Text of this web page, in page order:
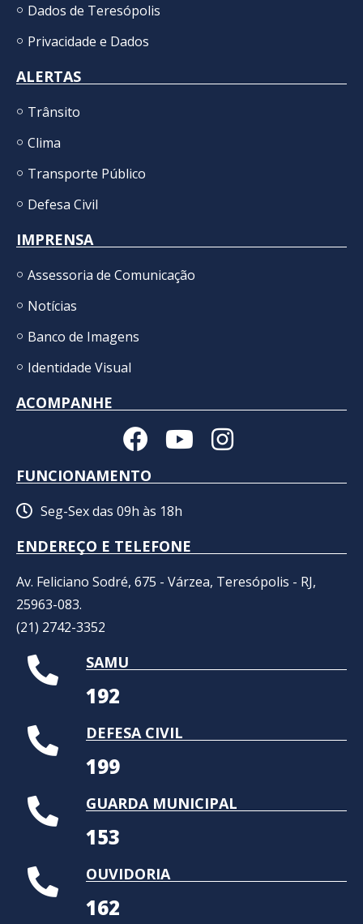
Dados de Teresópolis
Privacidade e Dados
ALERTAS
Trânsito
Clima
Transporte Público
Defesa Civil
IMPRENSA
Assessoria de Comunicação
Notícias
Banco de Imagens
Identidade Visual
ACOMPANHE
FUNCIONAMENTO
Seg-Sex das 09h às 18h
ENDEREÇO E TELEFONE
Av. Feliciano Sodré, 675 - Várzea, Teresópolis - RJ,
25963-083.
(21) 2742-3352​
SAMU
192
DEFESA CIVIL
199
GUARDA MUNICIPAL
153
OUVIDORIA
162